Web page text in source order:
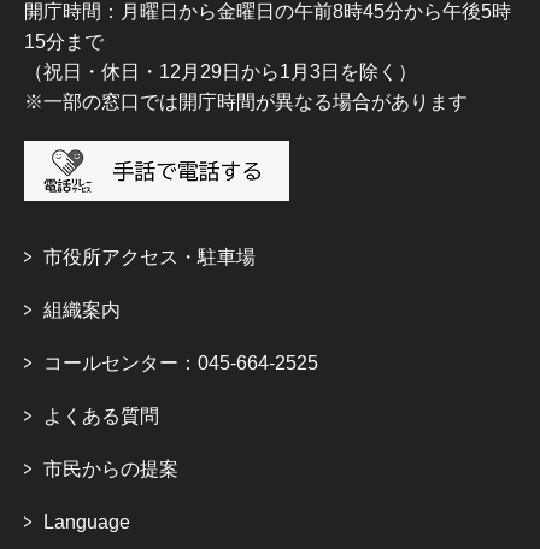
開庁時間：月曜日から金曜日の午前8時45分から午後5時
15分まで
（祝日・休日・12月29日から1月3日を除く）
※一部の窓口では開庁時間が異なる場合があります
市役所アクセス・駐車場
組織案内
コールセンター：045-664-2525
よくある質問
市民からの提案
Language